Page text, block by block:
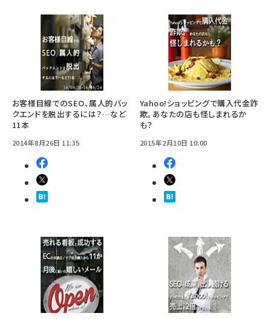
お客様目線でのSEO、属人的バッ
クエンドを脱出するには？…など
11本
2014年8月26日 11:35
Yahoo!ショッピングで購入代金詐
欺。あなたの店も怪しまれるか
も？
2015年2月10日 10:00